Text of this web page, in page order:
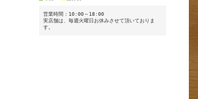
営業時間：10:00～18:00
実店舗は、毎週火曜日お休みさせて頂いておりま
す。